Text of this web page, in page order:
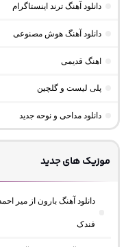
دانلود آهنگ ترند اینستاگرام
دانلود آهنگ هوش مصنوعی
اهنگ قدیمی
پلی لیست و گلچین
دانلود مداحی و نوحه جدید
موزیک های جدید
دانلود آهنگ بارون از میر
فندک